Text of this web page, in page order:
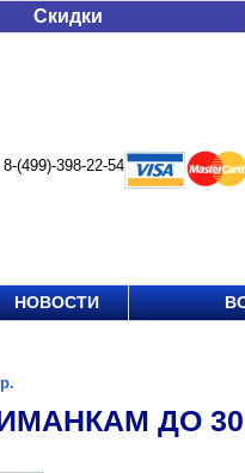
Скидки
8-(499)-398-22-54
НОВОСТИ
ДО 30